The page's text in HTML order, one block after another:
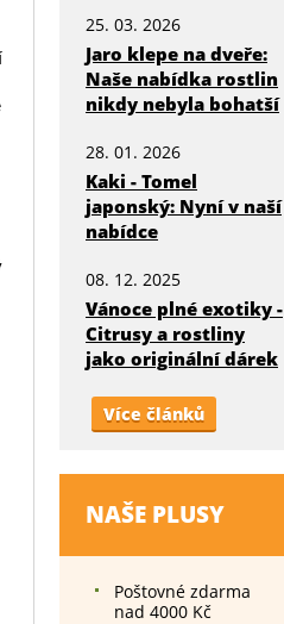
25. 03. 2026
Jaro klepe na dveře:
Naše nabídka rostlin
nikdy nebyla bohatší
28. 01. 2026
Kaki - Tomel
japonský: Nyní v naší
nabídce
08. 12. 2025
Vánoce plné exotiky -
Citrusy a rostliny
jako originální dárek
Více článků
NAŠE PLUSY
Poštovné zdarma
nad 4000 Kč